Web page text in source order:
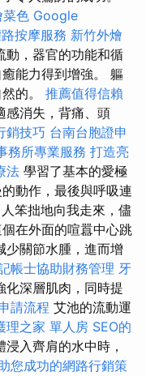
菜色 Google
按摩服務 新竹外燴
動，器官的功能和循
能力得到增強。 軀
的。 推薦值得信賴
感消失，背痛、頭
銷技巧 台南台胞證申
務所專業服務 打造亮
法 學習了基本的愛極
動作，最後與呼吸連
笨拙地向我走來，儘
在外面的喧囂中心跳
少關節水腫，進而增
帳士協助財務管理 牙
化深層肌肉，同時提
請流程 艾池的流動運
理之家 單人房 SEO的
入齊肩的水中時，
您成功的網路行銷策